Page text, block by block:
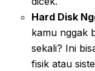
Hard Disk
kamu nggak
sekali? Ini
fisik atau